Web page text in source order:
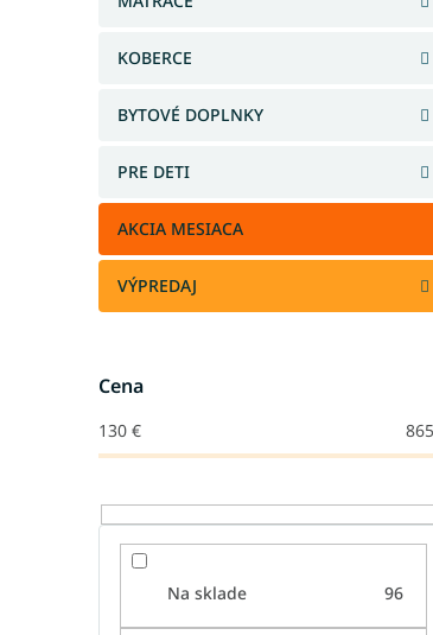
KOBERCE
BYTOVÉ DOPLNKY
PRE DETI
AKCIA MESIACA
VÝPREDAJ
Cena
130 € 865
Na sklade 96